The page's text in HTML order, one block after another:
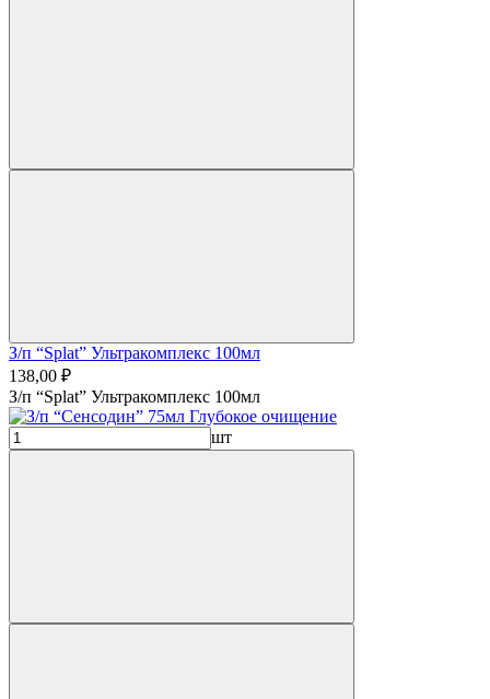
З/п “Splat” Ультракомплекс 100мл
138,00 ₽
З/п “Splat” Ультракомплекс 100мл
шт